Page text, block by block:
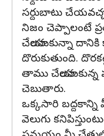
సర్దుబాటు
నిజం చెప్పాలంటే
చేయాలనుకున్నా
దొరుకుతుంది.
తాము
చెబుతారు.
ఒక్కసారి
వెలుగు